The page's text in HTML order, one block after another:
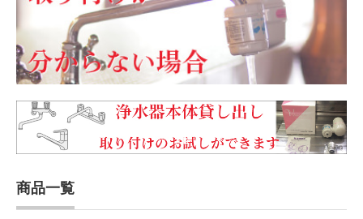
商品一覧